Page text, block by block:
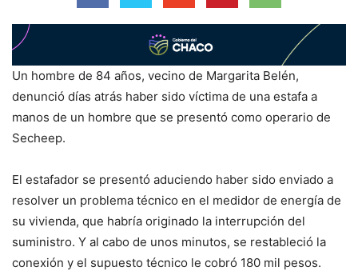
Un hombre de 84 años, vecino de Margarita Belén,
denunció días atrás haber sido víctima de una estafa a
manos de un hombre que se presentó como operario de
Secheep.
El estafador se presentó aduciendo haber sido enviado a
resolver un problema técnico en el medidor de energía de
su vivienda, que habría originado la interrupción del
suministro. Y al cabo de unos minutos, se restableció la
conexión y el supuesto técnico le cobró 180 mil pesos.